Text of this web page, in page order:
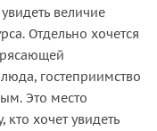
величие
Отдельно хочется
гостеприимство
Это место
кто хочет увидеть